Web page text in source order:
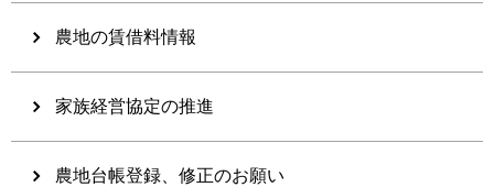
農地の賃借料情報
家族経営協定の推進
農地台帳登録、修正のお願い